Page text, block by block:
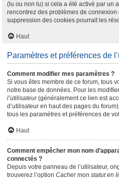
(lu ou non lu) si cela a été activé par un
rencontrez des problèmes de
suppression des cookies pourrait les
Haut
Paramètres et préférences de
Comment modifier mes paramètres ?
Si vous êtes membre de ce forum, tous
notre base de données. Pour les
l’utilisateur(généralement ce lien est
d’utilisateur en haut des pages du
tous les paramètres et préférences de
Haut
Comment empêcher mon nom
connectés ?
Depuis votre panneau de l’utilisateur,
trouverez l’option Cacher mon statut en